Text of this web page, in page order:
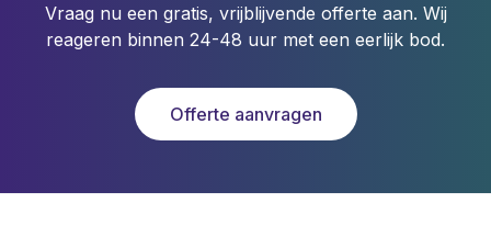
Vraag nu een gratis, vrijblijvende offerte aan. Wij
reageren binnen 24-48 uur met een eerlijk bod.
Offerte aanvragen